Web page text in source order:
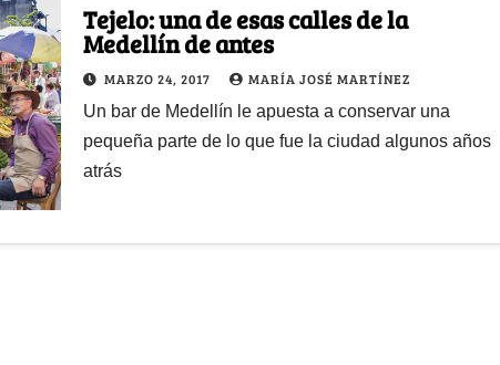
Tejelo: una de esas calles de la
Medellín de antes
MARZO 24, 2017 MARÍA JOSÉ MARTÍNEZ
Un bar de Medellín le apuesta a conservar una
pequeña parte de lo que fue la ciudad algunos años
atrás